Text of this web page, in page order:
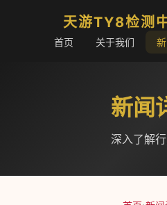
天游TY8检测
首页 关于我们
新闻
深入了解